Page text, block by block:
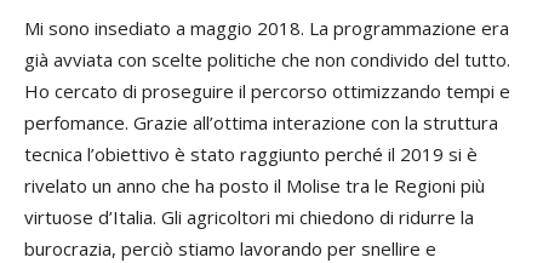
Mi sono insediato a maggio 2018. La programmazione era
già avviata con scelte politiche che non condivido del tutto.
Ho cercato di proseguire il percorso ottimizzando tempi e
perfomance. Grazie all’ottima interazione con la struttura
tecnica l’obiettivo è stato raggiunto perché il 2019 si è
rivelato un anno che ha posto il Molise tra le Regioni più
virtuose d’Italia. Gli agricoltori mi chiedono di ridurre la
burocrazia, perciò stiamo lavorando per snellire e